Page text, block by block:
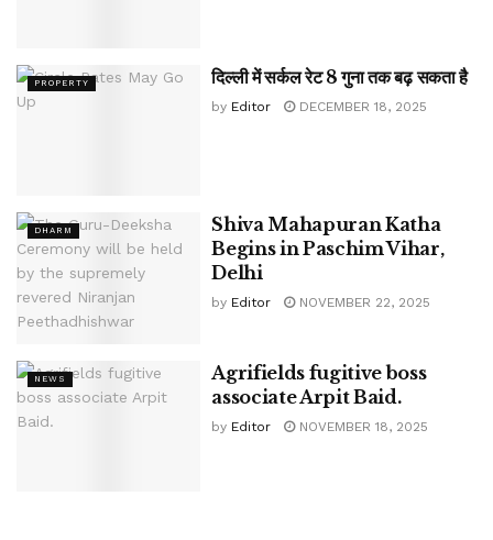
PROPERTY दिल्ली में सर्कल रेट 8 गुना तक बढ़ सकता है
by Editor DECEMBER 18, 2025
DHARM
Shiva Mahapuran Katha
Begins in Paschim Vihar,
Delhi
by Editor NOVEMBER 22, 2025
NEWS
Agrifields fugitive boss
associate Arpit Baid.
by Editor NOVEMBER 18, 2025